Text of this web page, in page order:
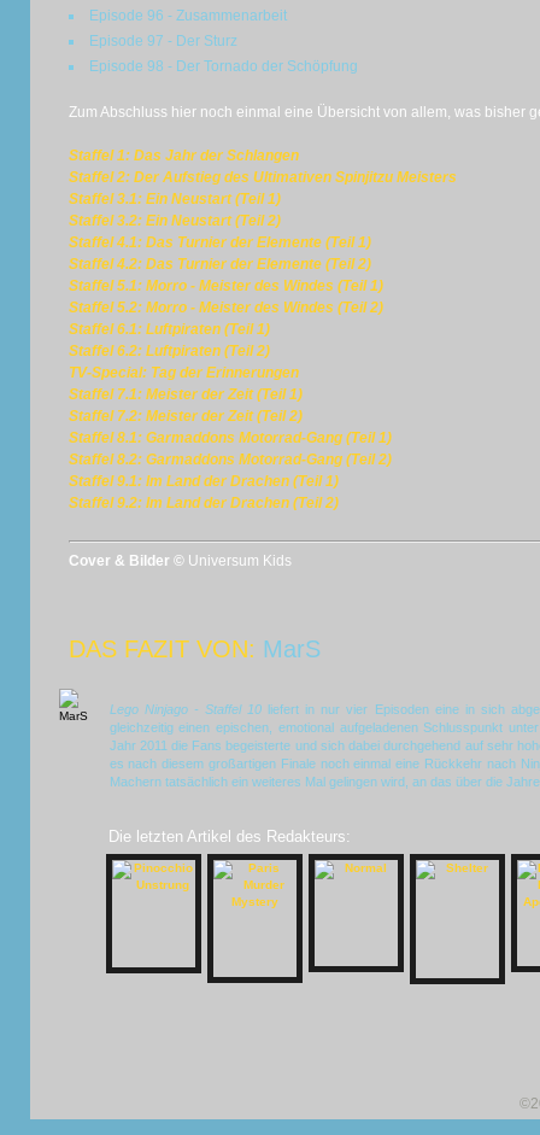
Episode 96 - Zusammenarbeit
Episode 97 - Der Sturz
Episode 98 - Der Tornado der Schöpfung
Zum Abschluss hier noch einmal eine Übersicht von allem, was bisher
Staffel 1: Das Jahr der Schlangen
Staffel 2: Der Aufstieg des Ultimativen Spinjitzu Meisters
Staffel 3.1: Ein Neustart (Teil 1)
Staffel 3.2: Ein Neustart (Teil 2)
Staffel 4.1: Das Turnier der Elemente (Teil 1)
Staffel 4.2: Das Turnier der Elemente (Teil 2)
Staffel 5.1: Morro - Meister des Windes (Teil 1)
Staffel 5.2: Morro - Meister des Windes (Teil 2)
Staffel 6.1: Luftpiraten (Teil 1)
Staffel 6.2: Luftpiraten (Teil 2)
TV-Special: Tag der Erinnerungen
Staffel 7.1: Meister der Zeit (Teil 1)
Staffel 7.2: Meister der Zeit (Teil 2)
Staffel 8.1: Garmaddons Motorrad-Gang (Teil 1)
Staffel 8.2: Garmaddons Motorrad-Gang (Teil 2)
Staffel 9.1: Im Land der Drachen (Teil 1)
Staffel 9.2: Im Land der Drachen (Teil 2)
Cover & Bilder © Universum Kids
DAS FAZIT VON: MarS
Lego Ninjago - Staffel 10liefert in nur vier Episoden eine in sich
gleichzeitig einen epischen, emotional aufgeladenen Schlusspunkt
Jahr 2011 die Fans begeisterte und sich dabei durchgehend auf sehr
es nach diesem großartigen Finale noch einmal eine Rückkehr nach
Machern tatsächlich ein weiteres Mal gelingen wird, an das über die
Die letzten Artikel des Redakteurs: